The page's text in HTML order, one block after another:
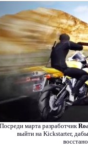
Посреди марта разработчик
выйти на Kickstarter,